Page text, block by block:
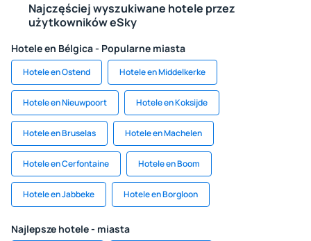
Najczęściej wyszukiwane hotele przez
użytkowników eSky
Hotele en Bélgica - Popularne miasta
Hotele en Ostend Hotele en Middelkerke
Hotele en Nieuwpoort Hotele en Koksijde
Hotele en Bruselas Hotele en Machelen
Hotele en Cerfontaine Hotele en Boom
Hotele en Jabbeke Hotele en Borgloon
Najlepsze hotele - miasta